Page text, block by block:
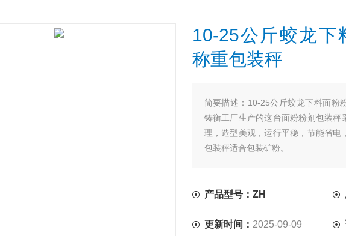
10-25公斤蛟龙下
称重包装秤
简要描述： 10-25公斤蛟龙下料面粉
铸衡工厂生产的这台面粉粉剂包装秤
理，造型美观，运行平稳，节能省电
包装秤适合包装矿粉。
产品型号：ZH
更新时间： 2025-09-09